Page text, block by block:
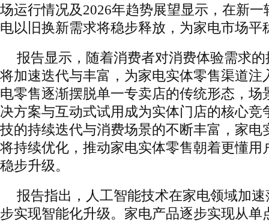
场运行情况及2026年趋势展望显示，在新一
电以旧换新需求将稳步释放，为家电市场平
报告显示，随着消费者对消费体验需求
将加速迭代与丰富，为家电实体零售渠道注
电零售逐渐摆脱单一专卖店的传统形态，场
决方案与互动式试用成为实体门店的核心竞
技的持续迭代与消费场景的不断丰富，家电
将持续优化，推动家电实体零售朝着更懂用
稳步升级。
报告指出，人工智能技术在家电领域加
步实现智能化升级。家电产品逐步实现从单